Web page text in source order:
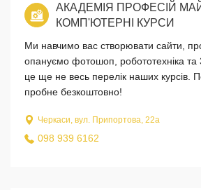
АКАДЕМІЯ ПРОФЕСІЙ
КОМП'ЮТЕРНІ КУРСИ
Ми навчимо вас створювати сайти,
опануємо фотошоп, робототехніка
це ще не весь перелік наших курсів.
пробне безкоштовно!
Черкаси, вул. Припортова, 22а
098 939 6162